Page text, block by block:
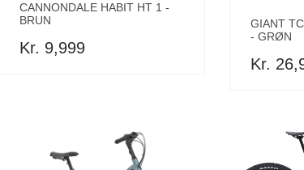
CANNONDALE HABIT HT 1 -
BRUN
Kr. 9,999
GIANT
- GRØN
Kr.